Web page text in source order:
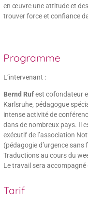
en œuvre une attitude et
trouver force et confiance
Programme
L’intervenant :
Bernd Rufest cofondateur
Karlsruhe, pédagogue
intense activité de
dans de nombreux pays. Il
exécutif de l’association
(pédagogie d’urgence sans
Traductions au cours du
Le travail sera accompagné
Tarif